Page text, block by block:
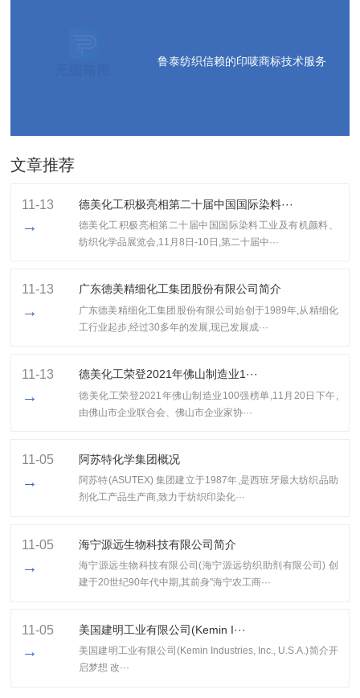
鲁泰纺织信赖的印唛商标技术服务
文章推荐
11-13
→
德美化工积极亮相第二十届中国国际染料···
德美化工积极亮相第二十届中国国际染料工业及有机颜料、
纺织化学品展览会,11月8日-10日,第二十届中···
11-13
→
广东德美精细化工集团股份有限公司简介
广东德美精细化工集团股份有限公司始创于1989年,从精细化
工行业起步,经过30多年的发展,现已发展成···
11-13
→
​德美化工荣登2021年佛山制造业1···
​德美化工荣登2021年佛山制造业100强榜单,11月20日下午,
由佛山市企业联合会、佛山市企业家协···
11-05
→
阿苏特化学集团概况
阿苏特(ASUTEX) 集团建立于1987年,是西班牙最大纺织品助
剂化工产品生产商,致力于纺织印染化···
11-05
→
海宁源远生物科技有限公司简介
海宁源远生物科技有限公司(海宁源远纺织助剂有限公司) 创
建于20世纪90年代中期,其前身"海宁农工商···
11-05
→
美国建明工业有限公司(Kemin I···
美国建明工业有限公司(Kemin Industries, Inc., U.S.A.)简介开
启梦想 改···